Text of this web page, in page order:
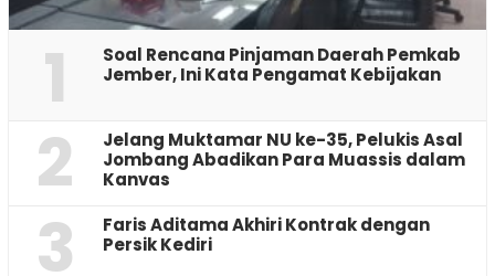
1
‎Soal Rencana Pinjaman Daerah Pemkab
Jember, Ini Kata Pengamat Kebijakan ‎
2
Jelang Muktamar NU ke-35, Pelukis Asal
Jombang Abadikan Para Muassis dalam
Kanvas
3
Faris Aditama Akhiri Kontrak dengan
Persik Kediri